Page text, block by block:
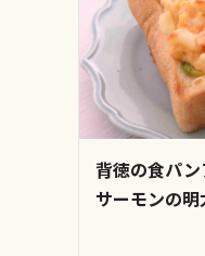
背徳の食パ
サーモンの